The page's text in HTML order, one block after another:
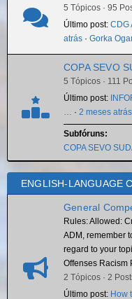
5 Tópicos · 95
Último post: CDG
atrás · Gorka
COPA SEVO
5 Tópicos · 111
Último post:
· 2 meses atrás
Subfóruns:
COPA SEVO
ENGLISH-LANGUAGE
General
Rules: Allowed:
ADM, remember
regard to your
Offenses Racism
2 Tópicos · 2
Último post: How